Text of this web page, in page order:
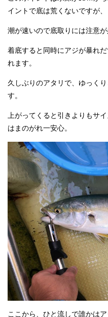
イントで底は荒くないですが、
潮が速いので底取りには注意が
着底すると同時にアジが暴れ
れます。
久しぶりのアタリで、ゆっく
す。
上がってくると引きよりもサ
はまのがれ一安心。
ここから、ひと流しで誰かはア